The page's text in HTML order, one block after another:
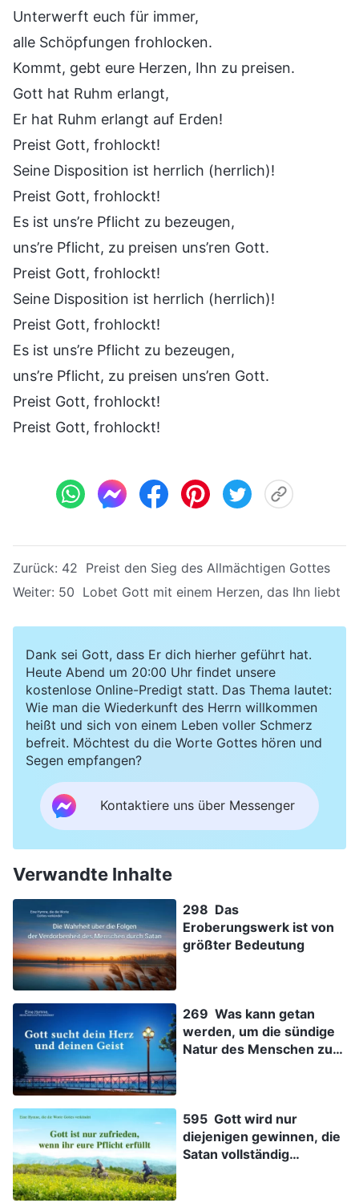
Unterwerft euch für immer,
alle Schöpfungen frohlocken.
Kommt, gebt eure Herzen, Ihn zu preisen.
Gott hat Ruhm erlangt,
Er hat Ruhm erlangt auf Erden!
Preist Gott, frohlockt!
Seine Disposition ist herrlich (herrlich)!
Preist Gott, frohlockt!
Es ist uns’re Pflicht zu bezeugen,
uns’re Pflicht, zu preisen uns’ren Gott.
Preist Gott, frohlockt!
Seine Disposition ist herrlich (herrlich)!
Preist Gott, frohlockt!
Es ist uns’re Pflicht zu bezeugen,
uns’re Pflicht, zu preisen uns’ren Gott.
Preist Gott, frohlockt!
Preist Gott, frohlockt!
Zurück: 42 Preist den Sieg des Allmächtigen Gottes
Weiter: 50 Lobet Gott mit einem Herzen, das Ihn liebt
Dank sei Gott, dass Er dich hierher geführt hat.
Heute Abend um 20:00 Uhr findet unsere
kostenlose Online-Predigt statt. Das Thema lautet:
Wie man die Wiederkunft des Herrn willkommen
heißt und sich von einem Leben voller Schmerz
befreit. Möchtest du die Worte Gottes hören und
Segen empfangen?
Kontaktiere uns über Messenger
Verwandte Inhalte
298 Das
Eroberungswerk ist von
größter Bedeutung
269 Was kann getan
werden, um die sündige
Natur des Menschen zu
595 Gott wird nur
diejenigen gewinnen, die
Satan vollständig